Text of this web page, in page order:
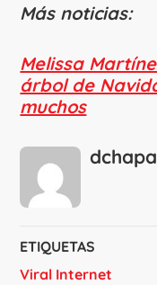
Más noticias:
Melissa
árbol de
muchos
ETIQUETAS
Viral Internet